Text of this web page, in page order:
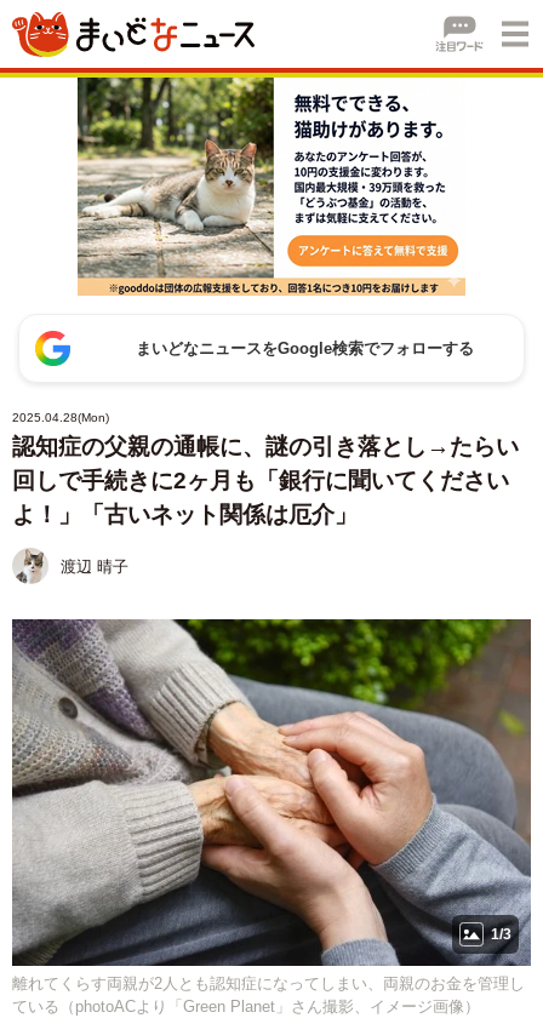
まいどなニュースをGoogle検索でフォローする
2025.04.28(Mon)
認知症の父親の通帳に、謎の引き落とし→たらい
回しで手続きに2ヶ月も「銀行に聞いてください
よ！」「古いネット関係は厄介」
渡辺 晴子
1/3
離れてくらす両親が2人とも認知症になってしまい、両親のお金を管理し
ている（photoACより「Green Planet」さん撮影、イメージ画像）